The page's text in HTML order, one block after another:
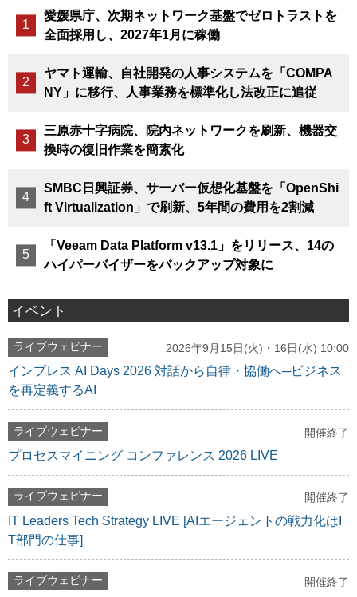
愛媛県庁、次期ネットワーク基盤でゼロトラストを
全面採用し、2027年1月に稼働
ヤマト運輸、自社開発の人事システムを「COMPA
NY」に移行、人事業務を標準化し法改正に追従
三原赤十字病院、院内ネットワークを刷新、機器交
換時の復旧作業を簡素化
SMBC日興証券、サーバー仮想化基盤を「OpenShi
ft Virtualization」で刷新、5年間の費用を2割減
「Veeam Data Platform v13.1」をリリース、14の
ハイパーバイザーをバックアップ対象に
イベント
ライブウェビナー 2026年9月15日(火)・16日(水) 10:00
インプレス AI Days 2026 対話から自律・協働へ─ビジネス
を再定義するAI
ライブウェビナー 開催終了
プロセスマイニング コンファレンス 2026 LIVE
ライブウェビナー 開催終了
IT Leaders Tech Strategy LIVE [AIエージェントの戦力化はI
T部門の仕事]
ライブウェビナー 開催終了